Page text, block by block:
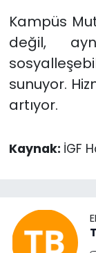
Kampüs
değil,
sunuyor.
artıyor.
Kaynak: İGF